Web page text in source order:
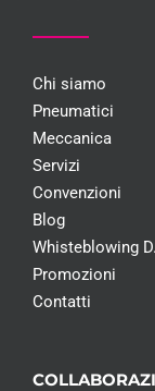
Chi siamo
Pneumatici
Meccanica
Servizi
Convenzioni
Blog
Whisteblowing
Promozioni
Contatti